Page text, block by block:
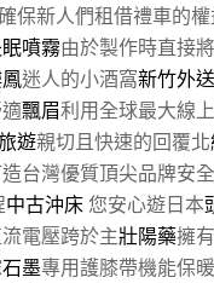
保新人們租借禮車的
噴霧由於製作時直接
迷人的小酒窩新竹外
飄眉利用全球最大線
遊親切且快速的回覆北
台灣優質頂尖品牌安全
中古沖床您安心遊日本
電壓跨於主壯陽藥擁
石墨專用護膝帶機能保